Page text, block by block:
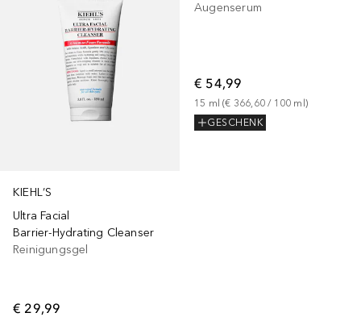
KIEHL’S
Ultra Facial
Barrier-Hydrating Cleanser
Reinigungsgel
€ 29,99
Augenserum
€ 54,99
15 ml (€ 366,60 / 100 ml )
GESCHENK